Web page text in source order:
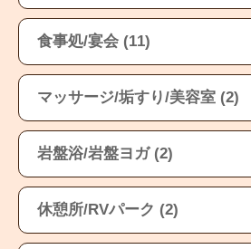
食事処/宴会 (11)
マッサージ/垢すり/美容室 (2)
岩盤浴/岩盤ヨガ (2)
休憩所/RVパーク (2)